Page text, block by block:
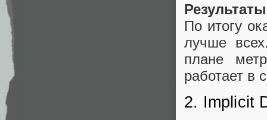
Результаты
По итогу
лучше
плане
работает в
2. Implicit